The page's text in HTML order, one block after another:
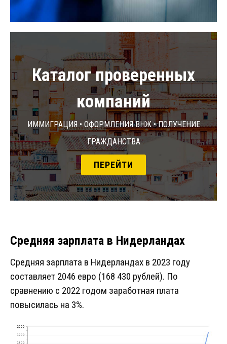
Каталог проверенных
компаний
Иммиграция • Оформления ВНЖ • Получение
гражданства
ПЕРЕЙТИ
Средняя зарплата в Нидерландах
Средняя зарплата в Нидерландах в 2023 году
составляет 2046 евро (168 430 рублей). По
сравнению с 2022 годом заработная плата
повысилась на 3%.